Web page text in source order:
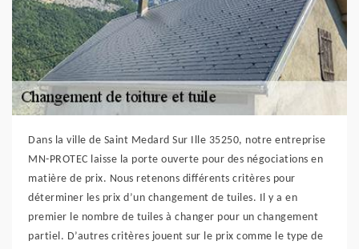
Dans la ville de Saint Medard Sur Ille 35250, notre entreprise
MN-PROTEC laisse la porte ouverte pour des négociations en
matière de prix. Nous retenons différents critères pour
déterminer les prix d’un changement de tuiles. Il y a en
premier le nombre de tuiles à changer pour un changement
partiel. D’autres critères jouent sur le prix comme le type de